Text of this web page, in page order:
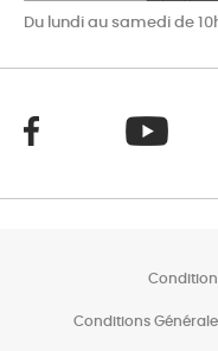
Du lundi au samedi de
Conditions